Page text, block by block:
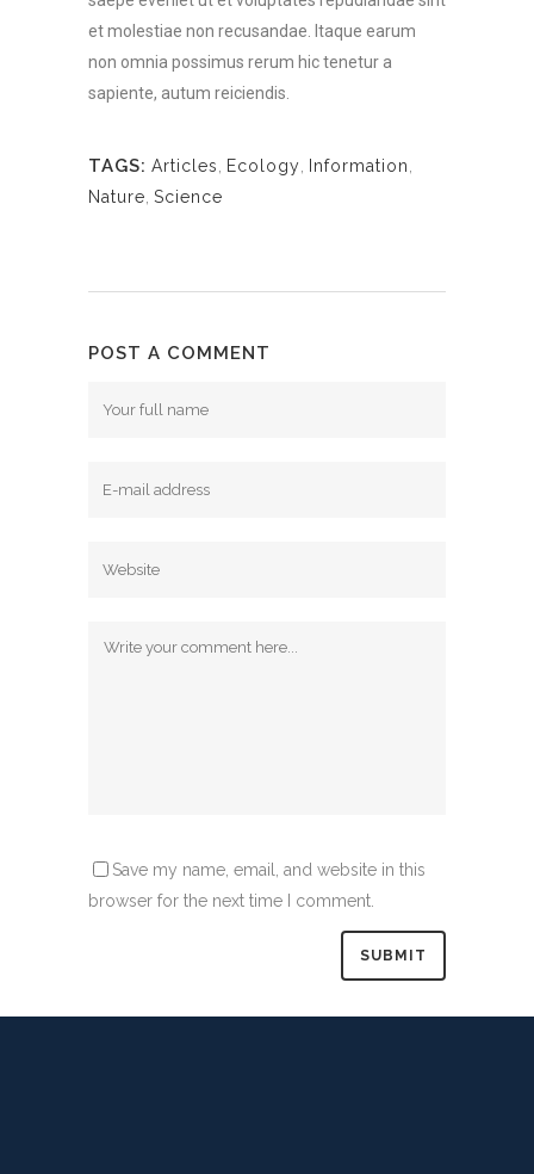
et molestiae non recusandae. Itaque earum
non omnia possimus rerum hic tenetur a
sapiente, autum reiciendis.
TAGS: Articles Ecology Information
Nature Science
POST A COMMENT
Save my name, email, and website in this
browser for the next time I comment.